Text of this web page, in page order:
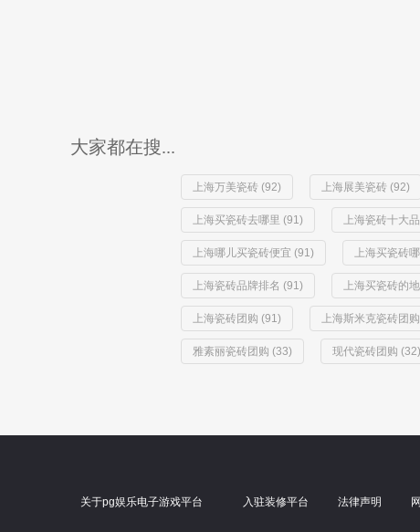
大家都在搜...
上海万美瓷砖 (92) 上海展美瓷砖 (92)
上海买瓷砖去哪里 (91) 上海瓷砖十大
上海哪儿买瓷砖便宜 (91) 上海买瓷砖
上海瓷砖品牌排名 (91) 上海买瓷砖的
上海瓷砖团购 (91) 上海斯米克瓷砖团
雅素丽瓷砖团购 (33) 现代瓷砖团购 (32)
关于pg娱乐电子游戏平台 入驻装修平台 法律声明